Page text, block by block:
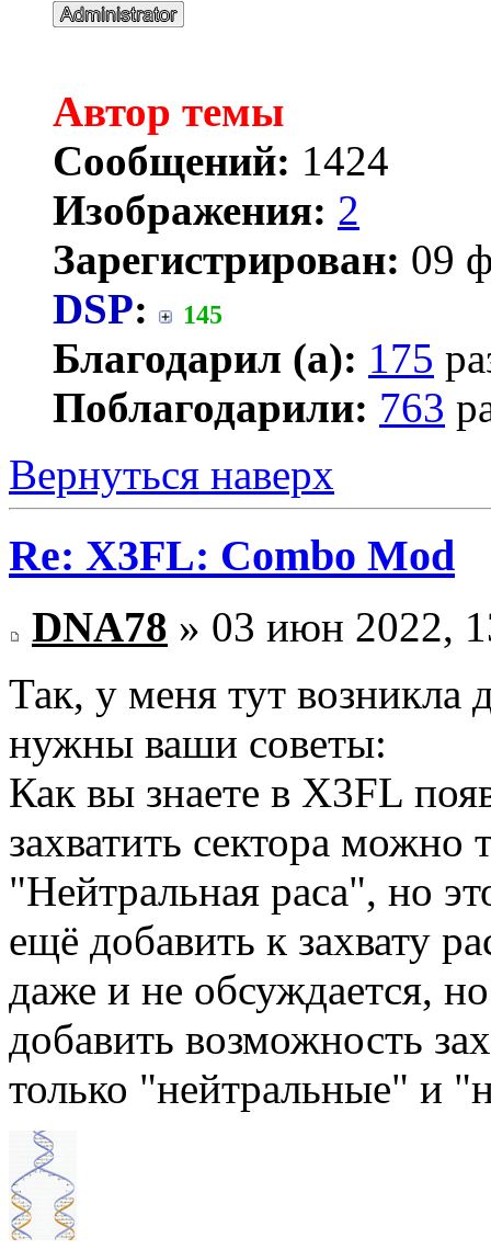
Автор темы
Сообщений: 1424
Изображения: 2
Зарегистрирован: 09
DSP: 145
Благодарил (а): 175
Поблагодарили: 763
Вернуться наверх
Re: X3FL: Combo Mod
DNA78 » 03 июн 2022,
Так, у меня тут возникла
нужны ваши советы:
Как вы знаете в X3FL
захватить сектора
"Нейтральная раса", но
ещё добавить к захвату
даже и не обсуждается,
добавить возможность
только "нейтральные" и